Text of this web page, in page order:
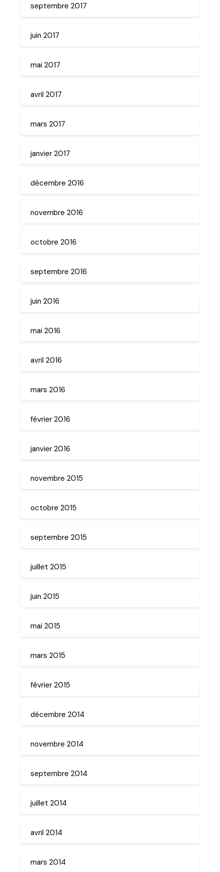
septembre 2017
juin 2017
mai 2017
avril 2017
mars 2017
janvier 2017
décembre 2016
novembre 2016
octobre 2016
septembre 2016
juin 2016
mai 2016
avril 2016
mars 2016
février 2016
janvier 2016
novembre 2015
octobre 2015
septembre 2015
juillet 2015
juin 2015
mai 2015
mars 2015
février 2015
décembre 2014
novembre 2014
septembre 2014
juillet 2014
avril 2014
mars 2014